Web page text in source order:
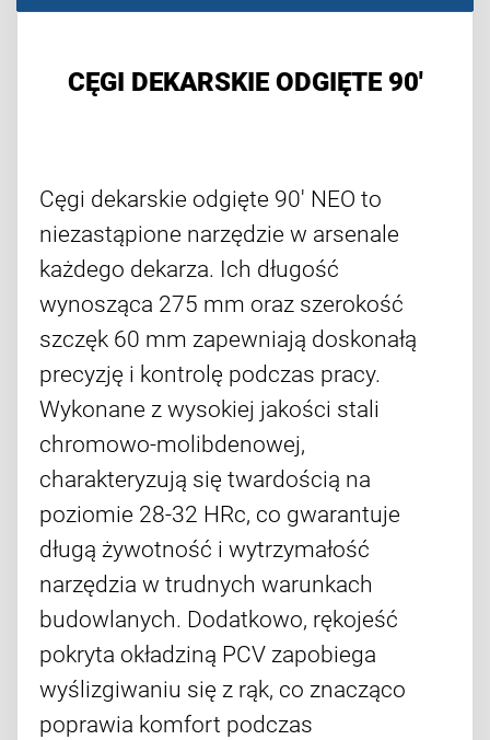
CĘGI DEKARSKIE ODGIĘTE 90'
Cęgi dekarskie odgięte 90' NEO to
niezastąpione narzędzie w arsenale
każdego dekarza. Ich długość
wynosząca 275 mm oraz szerokość
szczęk 60 mm zapewniają doskonałą
precyzję i kontrolę podczas pracy.
Wykonane z wysokiej jakości stali
chromowo-molibdenowej,
charakteryzują się twardością na
poziomie 28-32 HRc, co gwarantuje
długą żywotność i wytrzymałość
narzędzia w trudnych warunkach
budowlanych. Dodatkowo, rękojeść
pokryta okładziną PCV zapobiega
wyślizgiwaniu się z rąk, co znacząco
poprawia komfort podczas